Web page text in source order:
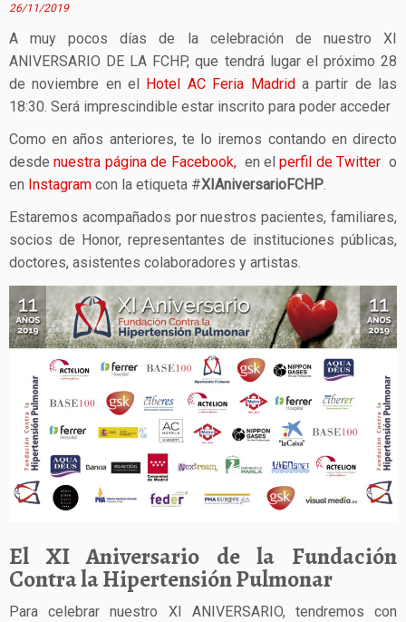
26/11/2019
A muy pocos días de la celebración de nuestro XI
ANIVERSARIO DE LA FCHP, que tendrá lugar el próximo 28
de noviembre en el Hotel AC Feria Madrida partir de las
18:30. Será imprescindible estar inscrito para poder acceder
Como en años anteriores, te lo iremos contando en directo
desdenuestra página de Facebook, en elperfil de Twitter o
en Instagram con la etiqueta #XIAniversarioFCHP
Estaremos acompañados por nuestros pacientes, familiares,
socios de Honor, representantes de instituciones públicas,
doctores, asistentes colaboradores y artistas.
El XI Aniversario de la Fundación
Contra la Hipertensión Pulmonar
Para celebrar nuestro XI ANIVERSARIO, tendremos con